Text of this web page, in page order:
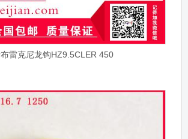
雷克尼龙钩HZ9.5CLER 450